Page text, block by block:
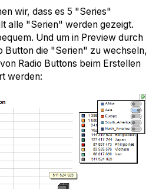
wir, dass es 5 "Series"
alle "Serien" werden gezeigt.
Und um in Preview durch
Button die "Serien" zu wechseln,
Radio Buttons beim Erstellen
werden: